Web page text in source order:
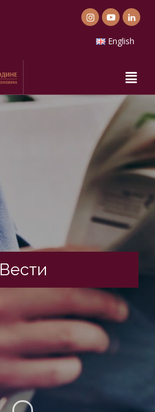
English
Вести